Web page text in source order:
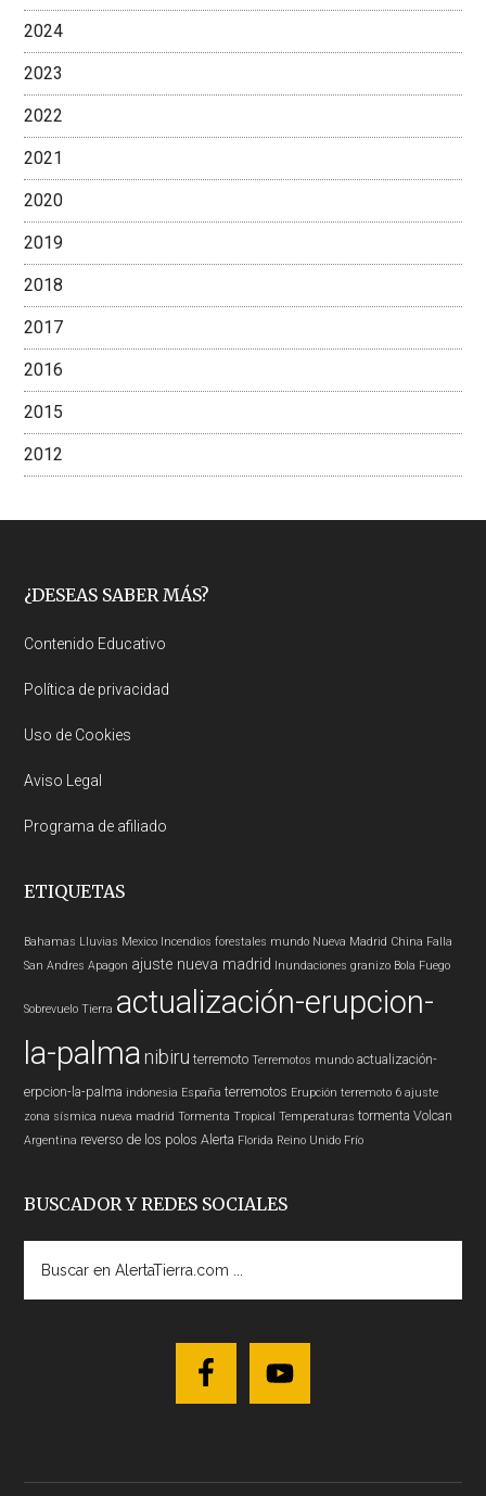
2024
2023
2022
2021
2020
2019
2018
2017
2016
2015
2012
Footer
¿DESEAS SABER MÁS?
Contenido Educativo
Política de privacidad
Uso de Cookies
Aviso Legal
Programa de afiliado
ETIQUETAS
Bahamas Lluvias Mexico Incendios forestales mundo Nueva Madrid China Falla
San Andres Apagon ajuste nueva madrid Inundaciones granizo Bola Fuego
Sobrevuelo Tierra actualización-erupcion-
la-palma nibiru terremoto Terremotos mundo actualización-
erpcion-la-palma indonesia España terremotos Erupción terremoto 6 ajuste
zona sísmica nueva madrid Tormenta Tropical Temperaturas tormenta Volcan
Argentina reverso de los polos Alerta Florida Reino Unido Frío
BUSCADOR Y REDES SOCIALES
AlertaTierra.com